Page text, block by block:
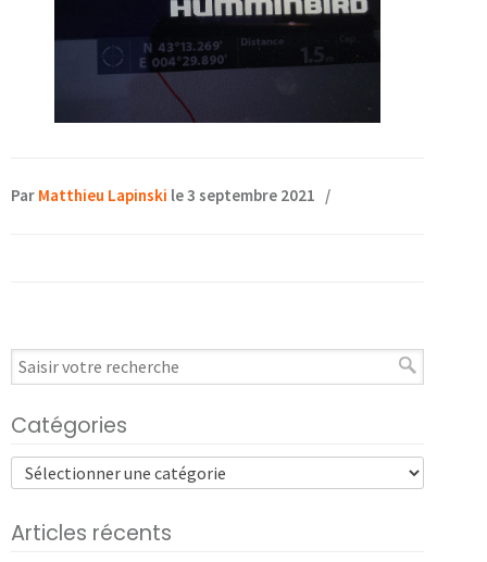
Par Matthieu Lapinski le 3 septembre 2021 /
Catégories
Articles récents